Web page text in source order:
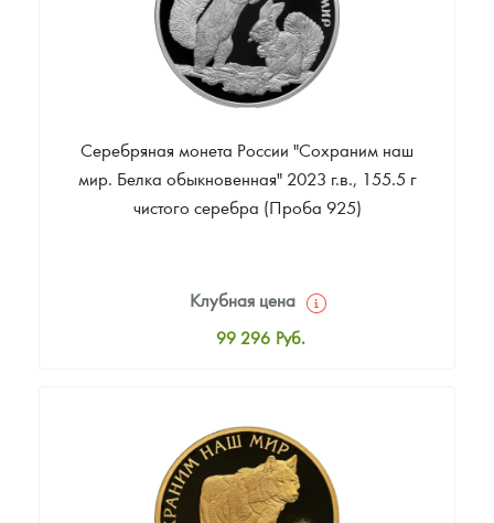
Серебряная монета России "Сохраним наш
мир. Белка обыкновенная" 2023 г.в., 155.5 г
чистого серебра (Проба 925)
Клубная цена
99 296 Руб.
Цена выкупа
Звоните